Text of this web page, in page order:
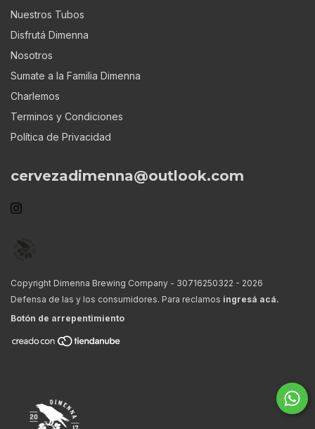
Nuestros Tubos
Disfrutá Dimenna
Nosotros
Sumate a la Familia Dimenna
Charlemos
Terminos y Condiciones
Política de Privacidad
cervezadimenna@outlook.com
Copyright Dimenna Brewing Company - 30716250322 - 2026
Defensa de las y los consumidores. Para reclamos ingresá acá.
Botón de arrepentimiento